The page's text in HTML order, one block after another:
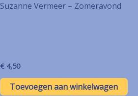
Suzanne Vermeer – Zomeravond
€ 4,50
Toevoegen aan winkelwagen